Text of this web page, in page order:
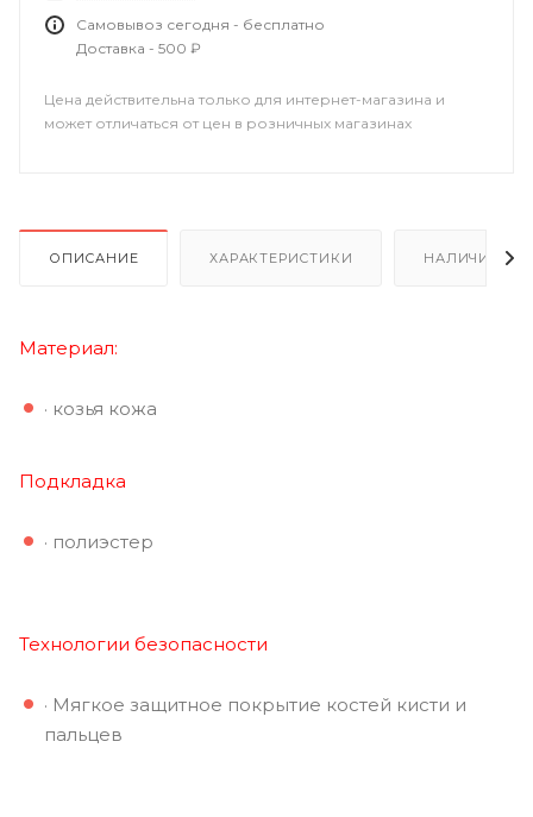
Самовывоз сегодня - бесплатно
Доставка - 500 ₽
Цена действительна только для интернет-магазина и
может отличаться от цен в розничных магазинах
ОПИСАНИЕ ХАРАКТЕРИСТИКИ НАЛИЧИЕ
Материал:
· козья кожа
Подкладка
· полиэстер
Технологии безопасности
· Мягкое защитное покрытие костей кисти и
пальцев